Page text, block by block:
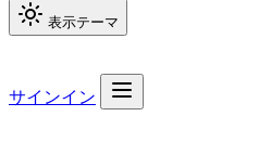
表示テーマ
サインイン